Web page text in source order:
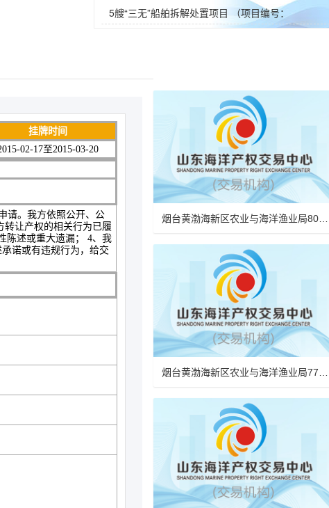
公告
5艘“三无”船舶拆解处置项目 （项目编号：
挂牌时间
02-17至2015-03-20
请。我方依照公开、公
转让产权的相关行为已履
陈述或重大遗漏； 4、我
诺或有违规行为，给交
烟台黄渤海新区农业与海洋渔业局802.3kg罚没渔获（货）物变卖项目
烟台黄渤海新区农业与海洋渔业局775.5kg罚没渔获（货）物变卖项目